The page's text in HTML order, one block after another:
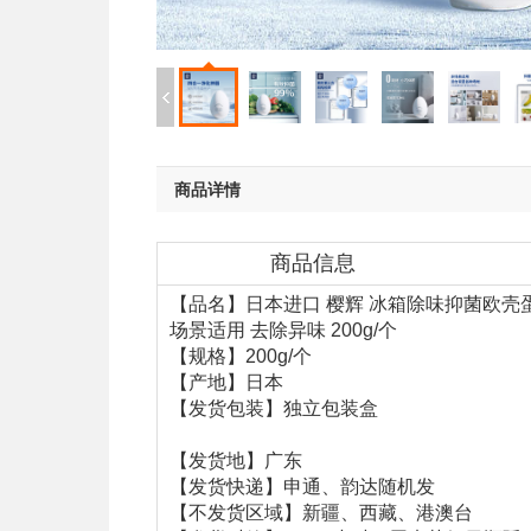
商品详情
商品信息
【品名】日本进口 樱辉 冰箱除味抑菌欧壳
场景适用 去除异味 200g/个
【规格】200g/个
【产地】日本
【发货包装】独立包装盒
【发货地】广东
【发货快递】申通、韵达随机发
【不发货区域】新疆、西藏、港澳台